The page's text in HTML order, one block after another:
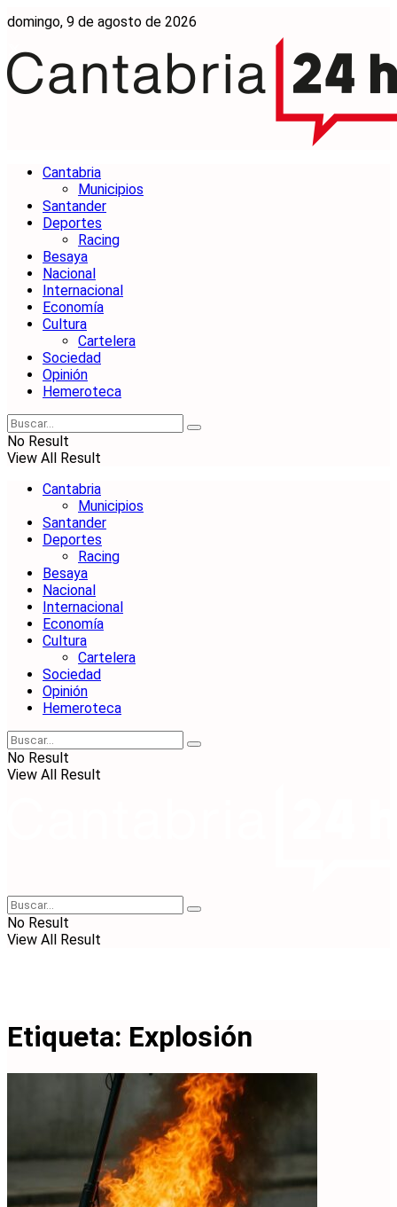
domingo, 9 de agosto de 2026
Cantabria
Municipios
Santander
Deportes
Racing
Besaya
Nacional
Internacional
Economía
Cultura
Cartelera
Sociedad
Opinión
Hemeroteca
No Result
View All Result
Cantabria
Municipios
Santander
Deportes
Racing
Besaya
Nacional
Internacional
Economía
Cultura
Cartelera
Sociedad
Opinión
Hemeroteca
No Result
View All Result
No Result
View All Result
Etiqueta: Explosión